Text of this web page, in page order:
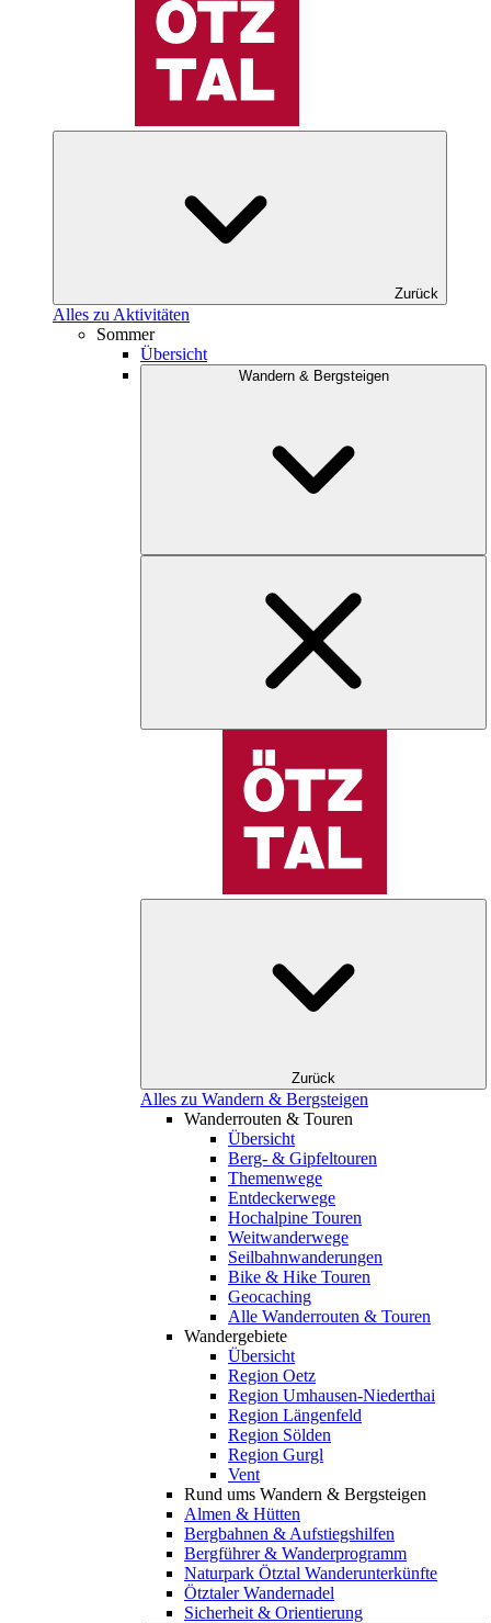
Zurück
Alles zu Aktivitäten
Sommer
Übersicht
Wandern & Bergsteigen
Zurück
Alles zu Wandern & Bergsteigen
Wanderrouten & Touren
Übersicht
Berg- & Gipfeltouren
Themenwege
Entdeckerwege
Hochalpine Touren
Weitwanderwege
Seilbahnwanderungen
Bike & Hike Touren
Geocaching
Alle Wanderrouten & Touren
Wandergebiete
Übersicht
Region Oetz
Region Umhausen-Niederthai
Region Längenfeld
Region Sölden
Region Gurgl
Vent
Rund ums Wandern & Bergsteigen
Almen & Hütten
Bergbahnen & Aufstiegshilfen
Bergführer & Wanderprogramm
Naturpark Ötztal Wanderunterkünfte
Ötztaler Wandernadel
Sicherheit & Orientierung